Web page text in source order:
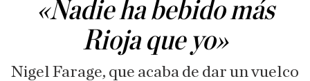
«Nadie ha bebido más
Rioja que yo»
Nigel Farage, que acaba de dar un vuelco